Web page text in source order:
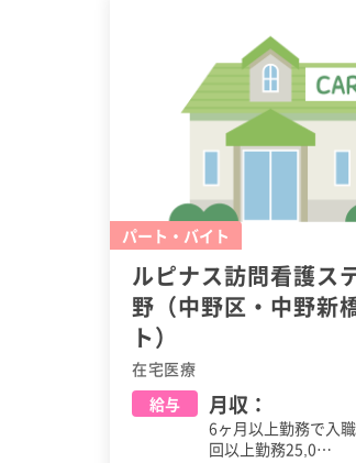
パート・バイト
ルピナス訪問看護ス
野（中野区・中野新
ト）
在宅医療
給与
月収：
6ヶ月以上勤務で入
回以上勤務25,0…